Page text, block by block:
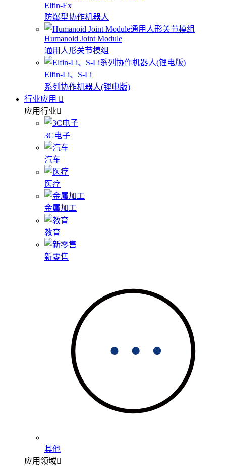
Elfin-Ex
防爆型协作机器人
Humanoid Joint Module
通用人形关节模组
Elfin-Li、S-Li
系列协作机器人(锂电版)
行业应用
应用行业
3C电子
汽车
医疗
金属加工
教育
新零售
其他
应用领域